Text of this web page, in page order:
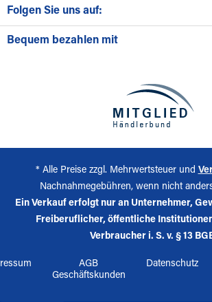
Folgen Sie uns auf:
Bequem bezahlen mit
* Alle Preise zzgl. Mehrwertsteuer und
Nachnahmegebühren, wenn nicht
Ein Verkauf erfolgt nur an Unternehmer,
Freiberuflicher, öffentliche
Verbraucher i. S. v. § 13
AGB
Geschäftskunden
Datenschutz